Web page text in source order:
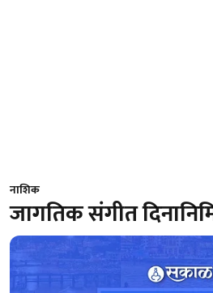
नाशिक
जागतिक संगीत